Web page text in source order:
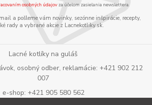
osobných údajov za účelom zasielania newslettera.
a pošleme vám novinky, sezónne inšpirácie, recepty,
rady a vybrané akcie z Lacnekotliky.sk.
Lacné kotlíky na guláš
osobný odber, reklamácie: +421 902 212
007
e-shop: +421 905 580 562